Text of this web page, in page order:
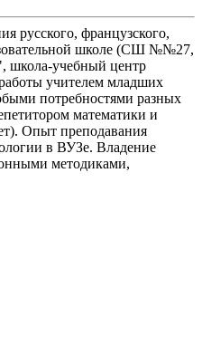
русского, французского,
школе (СШ №№27,
школа-учебный центр
учителем младших
потребностями разных
математики и
Опыт преподавания
в ВУЗе. Владение
методиками,